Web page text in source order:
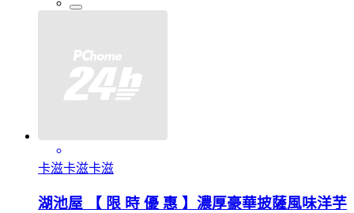
卡滋卡滋卡滋
湖池屋 【 限 時 優 惠 】濃厚豪華披薩風味洋芋